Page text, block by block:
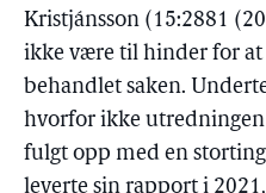
Kristjánsson (15:2881
ikke være til hinder for at
behandlet saken.
hvorfor ikke
fulgt opp med en
leverte sin rapport i